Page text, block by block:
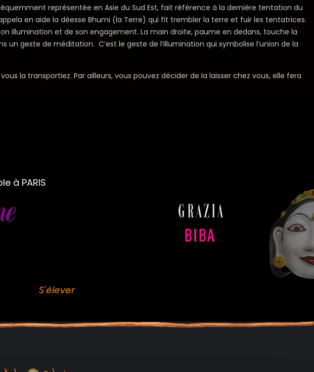
représentée en Asie du Sud Est, fait référence à la dernière tentation du
en aide la déesse Bhumi (la Terre) qui fit trembler la terre et fuir les tentatrices.
illumination et de son engagement. La main droite, paume en dedans, touche la
geste de méditation. C’est le geste de l’illumination qui symbolise l’union de la
la transportiez. Par ailleurs, vous pouvez décider de la laisser chez vous, elle fera
à PARIS
S'élever